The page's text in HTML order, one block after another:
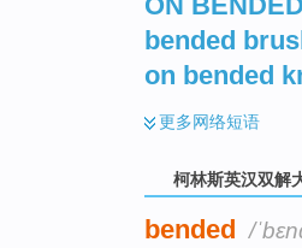
bended
on bended
更多网络短语
柯林斯英汉双解
bended /